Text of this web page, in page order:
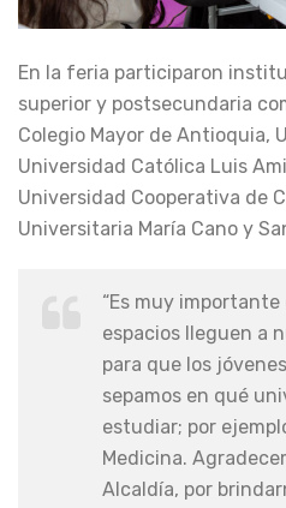
En la feria participaron
superior y postsecundaria
Colegio Mayor de Antioquia,
Universidad Católica Luis
Universidad Cooperativa de
Universitaria María Cano y
“Es muy
espacios lleguen a
para que los
sepamos en qué
estudiar; por
Medicina.
Alcaldía, por